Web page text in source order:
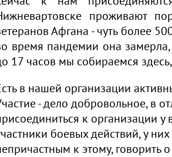
проживают
Афгана - чуть более
время пандемии она
17 часов мы собираемся
в нашей организации
- дело добровольное, в
к организации
боевых действий, у
к этому, говорить